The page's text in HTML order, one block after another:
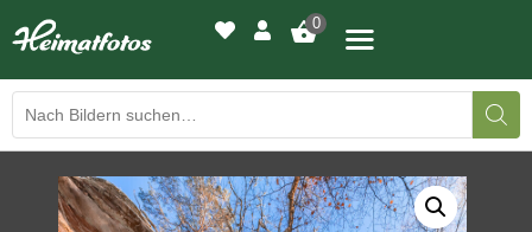
0
BILDERGALERIE